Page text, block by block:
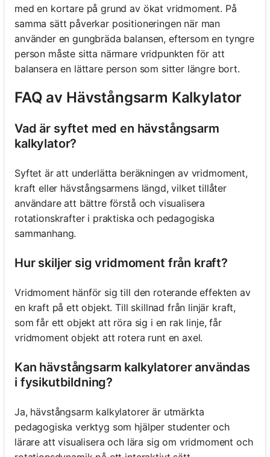
med en kortare på grund av ökat vridmoment. På
samma sätt påverkar positioneringen när man
använder en gungbräda balansen, eftersom en tyngre
person måste sitta närmare vridpunkten för att
balansera en lättare person som sitter längre bort.
FAQ av Hävstångsarm Kalkylator
Vad är syftet med en hävstångsarm
kalkylator?
Syftet är att underlätta beräkningen av vridmoment,
kraft eller hävstångsarmens längd, vilket tillåter
användare att bättre förstå och visualisera
rotationskrafter i praktiska och pedagogiska
sammanhang.
Hur skiljer sig vridmoment från kraft?
Vridmoment hänför sig till den roterande effekten av
en kraft på ett objekt. Till skillnad från linjär kraft,
som får ett objekt att röra sig i en rak linje, får
vridmoment objekt att rotera runt en axel.
Kan hävstångsarm kalkylatorer användas
i fysikutbildning?
Ja, hävstångsarm kalkylatorer är utmärkta
pedagogiska verktyg som hjälper studenter och
lärare att visualisera och lära sig om vridmoment och